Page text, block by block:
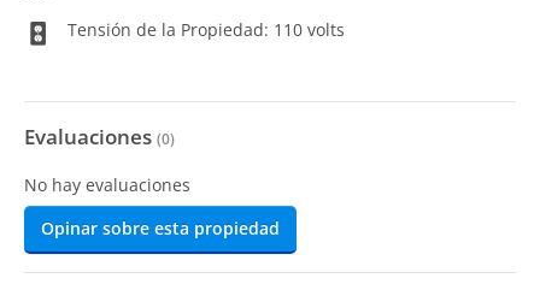
Tensión de la Propiedad: 110 volts
Evaluaciones (0)
No hay evaluaciones
Opinar sobre esta propiedad